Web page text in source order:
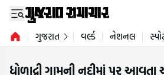
ગુજરાત વર્લ્ડ નેશનલ
ધોળાદ્રી ગામની નદીમાં પૂર